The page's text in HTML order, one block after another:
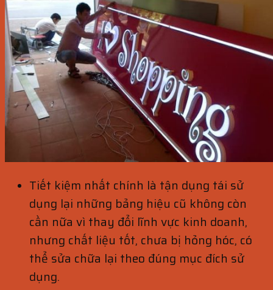
Tiết kiệm nhất chính là tận dụng tái sử
dụng lại những bảng hiệu cũ không còn
cần nữa vì thay đổi lĩnh vực kinh doanh,
nhưng chất liệu tốt, chưa bị hỏng hóc, có
thể sửa chữa lại theo đúng mục đích sử
dụng.